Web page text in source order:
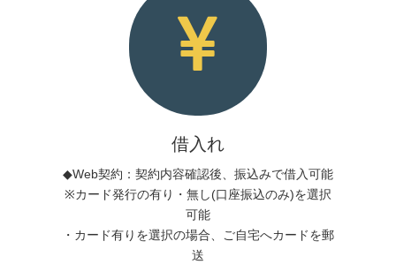
借入れ
◆Web契約：契約内容確認後、振込みで借入可能
※カード発行の有り・無し(口座振込のみ)を選択
可能
・カード有りを選択の場合、ご自宅へカードを郵
送